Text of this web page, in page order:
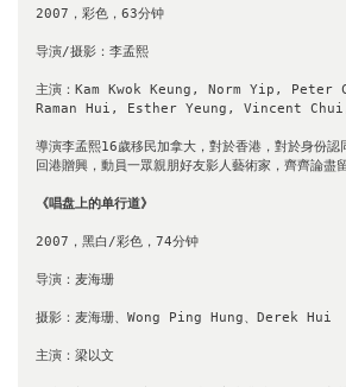
2007，彩色，63分钟
导演/摄影：李孟熙
主演：Kam Kwok Keung, Norm Yip, Peter
Raman Hui, Esther Yeung, Vincent Chui,
導演李孟熙16歲移民加拿大，對於香港，對於身份
回港贈興，動員一眾親朋好友影人藝術家，齊齊論盡
《唱盘上的单行道》
2007，黑白/彩色，74分钟
导演：麦海珊
摄影：麦海珊、Wong Ping Hung、Derek Hui
主演：梁以文